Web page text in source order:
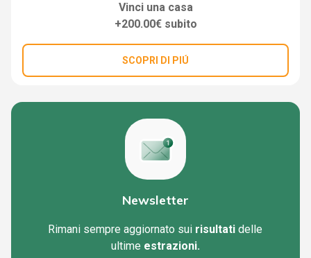
Vinci una casa
+200.00€ subito
SCOPRI DI PIÚ
Newsletter
Rimani sempre aggiornato sui risultati delle
ultime estrazioni.